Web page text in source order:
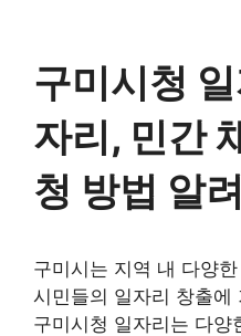
구미시청
자리, 민간
청 방법 알
구미시는 지역 내 다양
시민들의 일자리 창출에
구미시청 일자리는 다